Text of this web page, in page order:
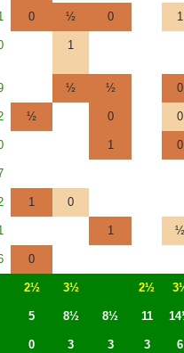
0 ½ 0 1
1
½ ½ 0
½ 0 0
1 0
1 0
1 ½
0
2½ 3½ 2½
5 8½ 8½ 11
0 3 3 3 6